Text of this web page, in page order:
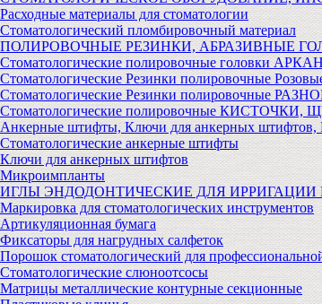
Расходные материалы для стоматологии
Стоматологический пломбировочный материал
ПОЛИРОВОЧНЫЕ РЕЗИНКИ, АБРАЗИВНЫЕ
Стоматологические полировочные головки
Стоматологические Резинки полировочные
Стоматологические Резинки полировочные
Стоматологические полировочные
Анкерные штифты, Ключи для анкерных
Стоматологические анкерные штифты
Ключи для анкерных штифтов
Микроимпланты
ИГЛЫ ЭНДОДОНТИЧЕСКИЕ ДЛЯ
Маркировка для стоматологических инструментов
Артикуляционная бумага
Фиксаторы для нагрудных салфеток
Порошок стоматологический для
Стоматологические слюноотсосы
Матрицы металлические контурные секционные